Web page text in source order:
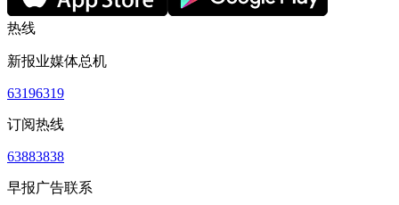
热线
新报业媒体总机
63196319
订阅热线
63883838
早报广告联系